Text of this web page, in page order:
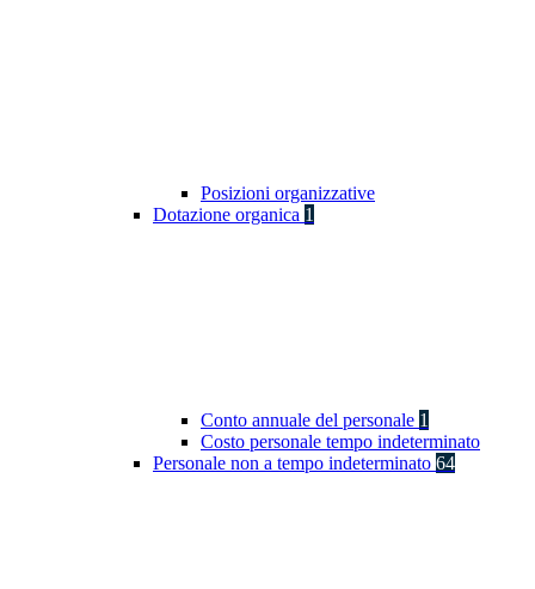
Posizioni organizzative
Dotazione organica 1
Conto annuale del personale 1
Costo personale tempo indeterminato
Personale non a tempo indeterminato 64